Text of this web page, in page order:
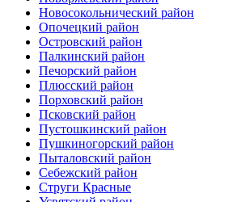
Новосокольнический район
Опочецкий район
Островский район
Палкинский район
Печорский район
Плюсский район
Порховский район
Псковский район
Пустошкинский район
Пушкиногорский район
Пыталовский район
Себежский район
Струги Красные